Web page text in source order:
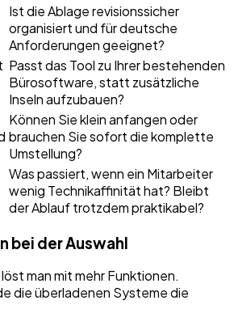
Ist die Ablage revisionssicher
organisiert und für deutsche
Anforderungen geeignet?
Passt das Tool zu Ihrer bestehenden
Bürosoftware, statt zusätzliche
Inseln aufzubauen?
Können Sie klein anfangen oder
brauchen Sie sofort die komplette
Umstellung?
Was passiert, wenn ein Mitarbeiter
wenig Technikaffinität hat? Bleibt
der Ablauf trotzdem praktikabel?
bei der Auswahl
man mit mehr Funktionen.
die überladenen Systeme die